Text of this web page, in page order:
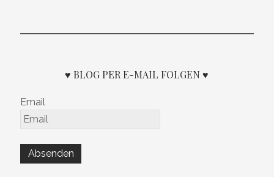
♥ BLOG PER E-MAIL FOLGEN ♥
Email